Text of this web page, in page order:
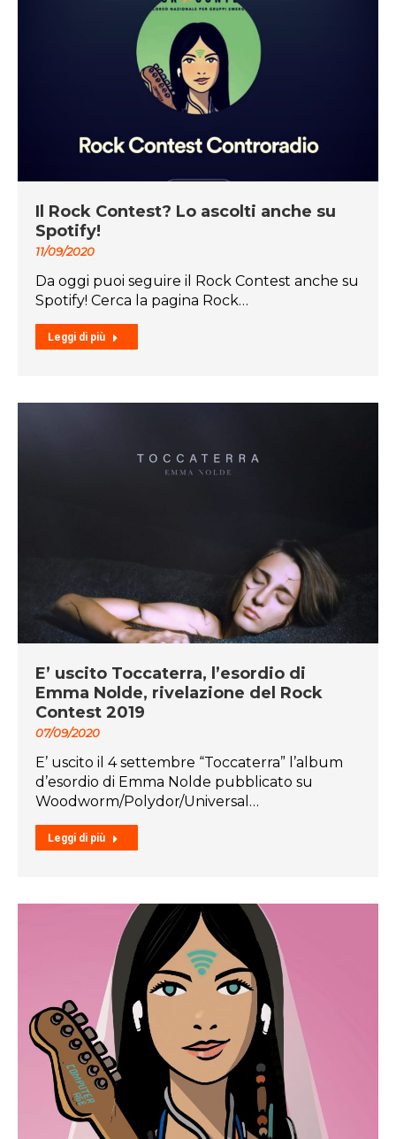
Il Rock Contest? Lo ascolti anche su
Spotify!
11/09/2020
Da oggi puoi seguire il Rock Contest anche su
Spotify! Cerca la pagina Rock…
Leggi di più
E’ uscito Toccaterra, l’esordio di
Emma Nolde, rivelazione del Rock
Contest 2019
07/09/2020
E’ uscito il 4 settembre “Toccaterra” l’album
d’esordio di Emma Nolde pubblicato su
Woodworm/Polydor/Universal…
Leggi di più